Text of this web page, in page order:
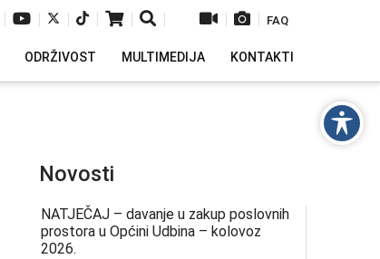
| | | | | | | | FAQ
ODRŽIVOST MULTIMEDIJA KONTAKTI
Novosti
NATJEČAJ – davanje u zakup poslovnih
prostora u Općini Udbina – kolovoz
2026.